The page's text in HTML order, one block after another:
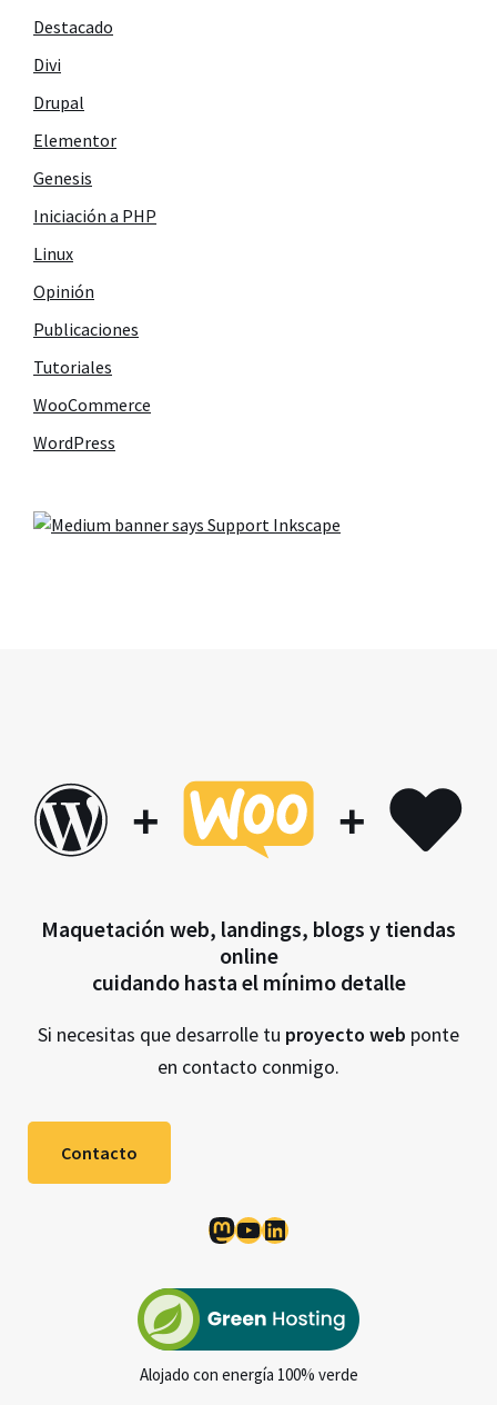
Destacado
Divi
Drupal
Elementor
Genesis
Iniciación a PHP
Linux
Opinión
Publicaciones
Tutoriales
WooCommerce
WordPress
+ +
Maquetación web, landings, blogs y tiendas
online
cuidando hasta el mínimo detalle
Si necesitas que desarrolle tu proyecto web ponte
en contacto conmigo.
Contacto
Mastodon
YouTube
LinkedIn
Alojado con energía 100% verde